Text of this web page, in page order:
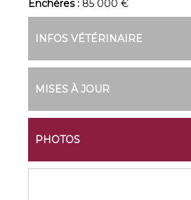
Enchères : 85 000 €
INFOS VÉTÉRINAIRE
MISES À JOUR
PHOTOS